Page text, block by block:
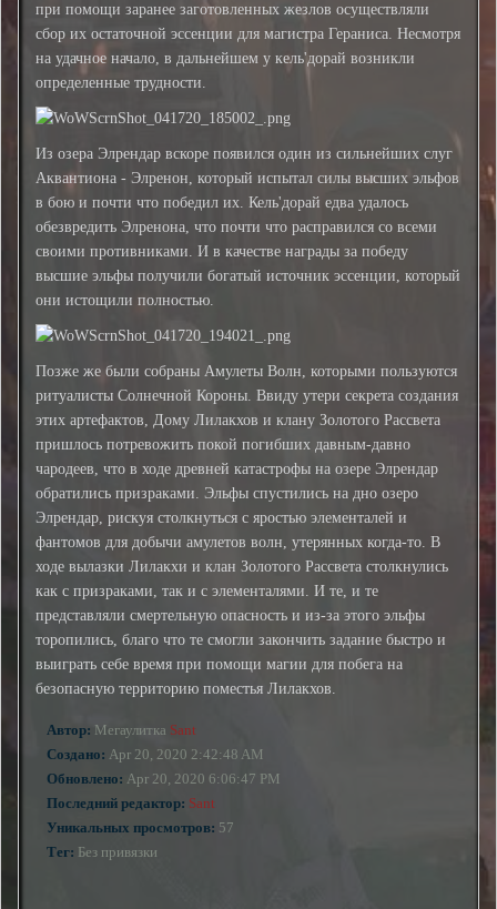
при помощи заранее заготовленных жезлов осуществляли
сбор их остаточной эссенции для магистра Гераниса. Несмотря
на удачное начало, в дальнейшем у кель'дорай возникли
определенные трудности.
Из озера Элрендар вскоре появился один из сильнейших слуг
Аквантиона - Элренон, который испытал силы высших эльфов
в бою и почти что победил их. Кель'дорай едва удалось
обезвредить Элренона, что почти что расправился со всеми
своими противниками. И в качестве награды за победу
высшие эльфы получили богатый источник эссенции, который
они истощили полностью.
Позже же были собраны Амулеты Волн, которыми пользуются
ритуалисты Солнечной Короны. Ввиду утери секрета создания
этих артефактов, Дому Лилакхов и клану Золотого Рассвета
пришлось потревожить покой погибших давным-давно
чародеев, что в ходе древней катастрофы на озере Элрендар
обратились призраками. Эльфы спустились на дно озеро
Элрендар, рискуя столкнуться с яростью элементалей и
фантомов для добычи амулетов волн, утерянных когда-то. В
ходе вылазки Лилакхи и клан Золотого Рассвета столкнулись
как с призраками, так и с элементалями. И те, и те
представляли смертельную опасность и из-за этого эльфы
торопились, благо что те смогли закончить задание быстро и
выиграть себе время при помощи магии для побега на
безопасную территорию поместья Лилакхов.
Автор: Мегаулитка Sant
Создано: Apr 20, 2020 2:42:48 AM
Обновлено: Apr 20, 2020 6:06:47 PM
Последний редактор: Sant
Уникальных просмотров: 57
Тег: Без привязки